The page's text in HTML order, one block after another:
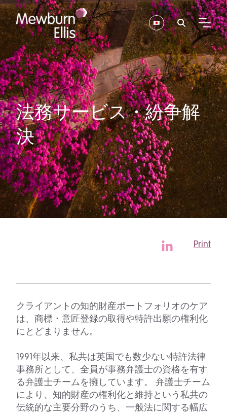
法務サービス・紛争解
決
Print
クライアントの知的財産ポートフォリオのケア
は、商標・意匠登録の取得や特許出願の権利化
にとどまりません。
1991年以来、私共は英国でも数少ない特許法律
事務所として、全員が事務弁護士の資格を有す
る弁護士チームを擁しています。 弁護士チーム
により、知的財産の権利化と維持という私共の
伝統的な主要分野のうち、一般法に関する幅広